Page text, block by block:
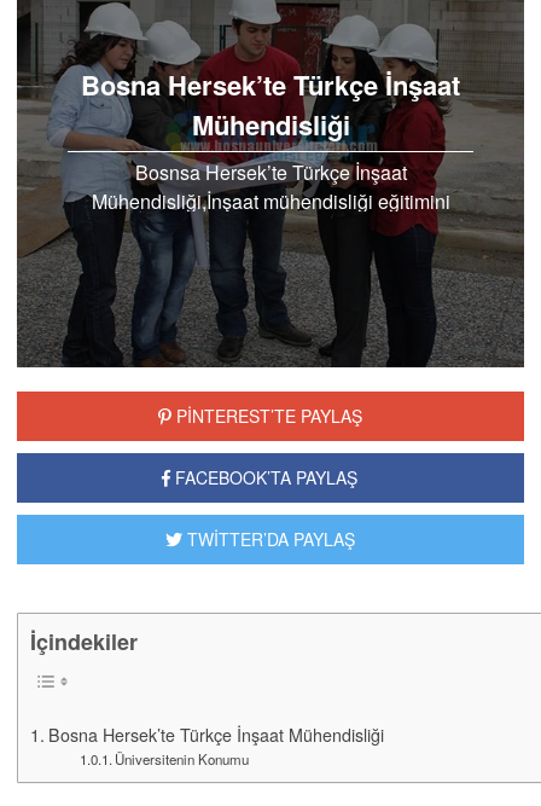
Bosna Hersek’te Türkçe İnşaat
Mühendisliği
Bosnsa Hersek’te Türkçe İnşaat
Mühendisliği,İnşaat mühendisliği eğitimini
Bosna Hersek’te Travnik üniversitesinde
Türkçe almaya ne dersiniz? Modern bir…
PİNTEREST’TE PAYLAŞ
FACEBOOK’TA PAYLAŞ
TWİTTER’DA PAYLAŞ
İçindekiler
Bosna Hersek’te Türkçe İnşaat Mühendisliği
Üniversitenin Konumu